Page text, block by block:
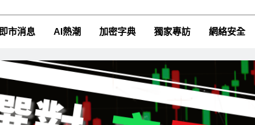
Circle Q2
SpaceX上市
Cftime.io
CFTime與你一同探索有關AI（ChatGPT）、區塊鏈、
即市消息 AI熱潮 加密字典 獨家專訪 網絡安全